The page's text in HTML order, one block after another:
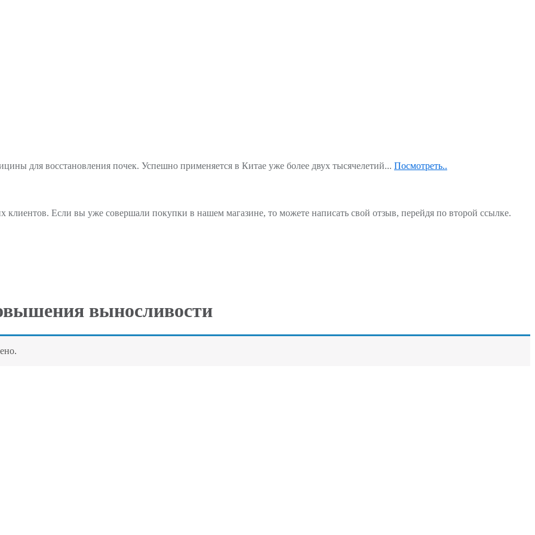
для восстановления почек. Успешно применяется в Китае уже более двух тысячелетий... Посмотреть..
клиентов. Если вы уже совершали покупки в нашем магазине, то можете написать свой отзыв, перейдя по второй ссылке.
выносливости